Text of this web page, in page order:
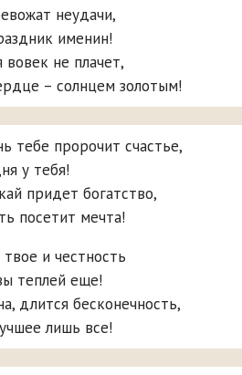
неудачи,
именин!
не плачет,
– солнцем золотым!
тебе пророчит счастье,
у тебя!
придет богатство,
посетит мечта!
и честность
теплей еще!
длится бесконечность,
лишь все!